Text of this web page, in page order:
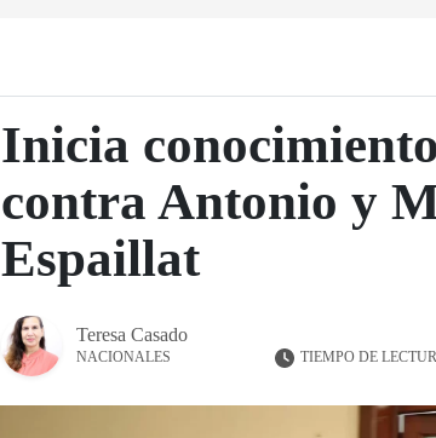
Inicia
contra Antonio y
Espaillat
Teresa Casado
NACIONALES TIEMPO DE